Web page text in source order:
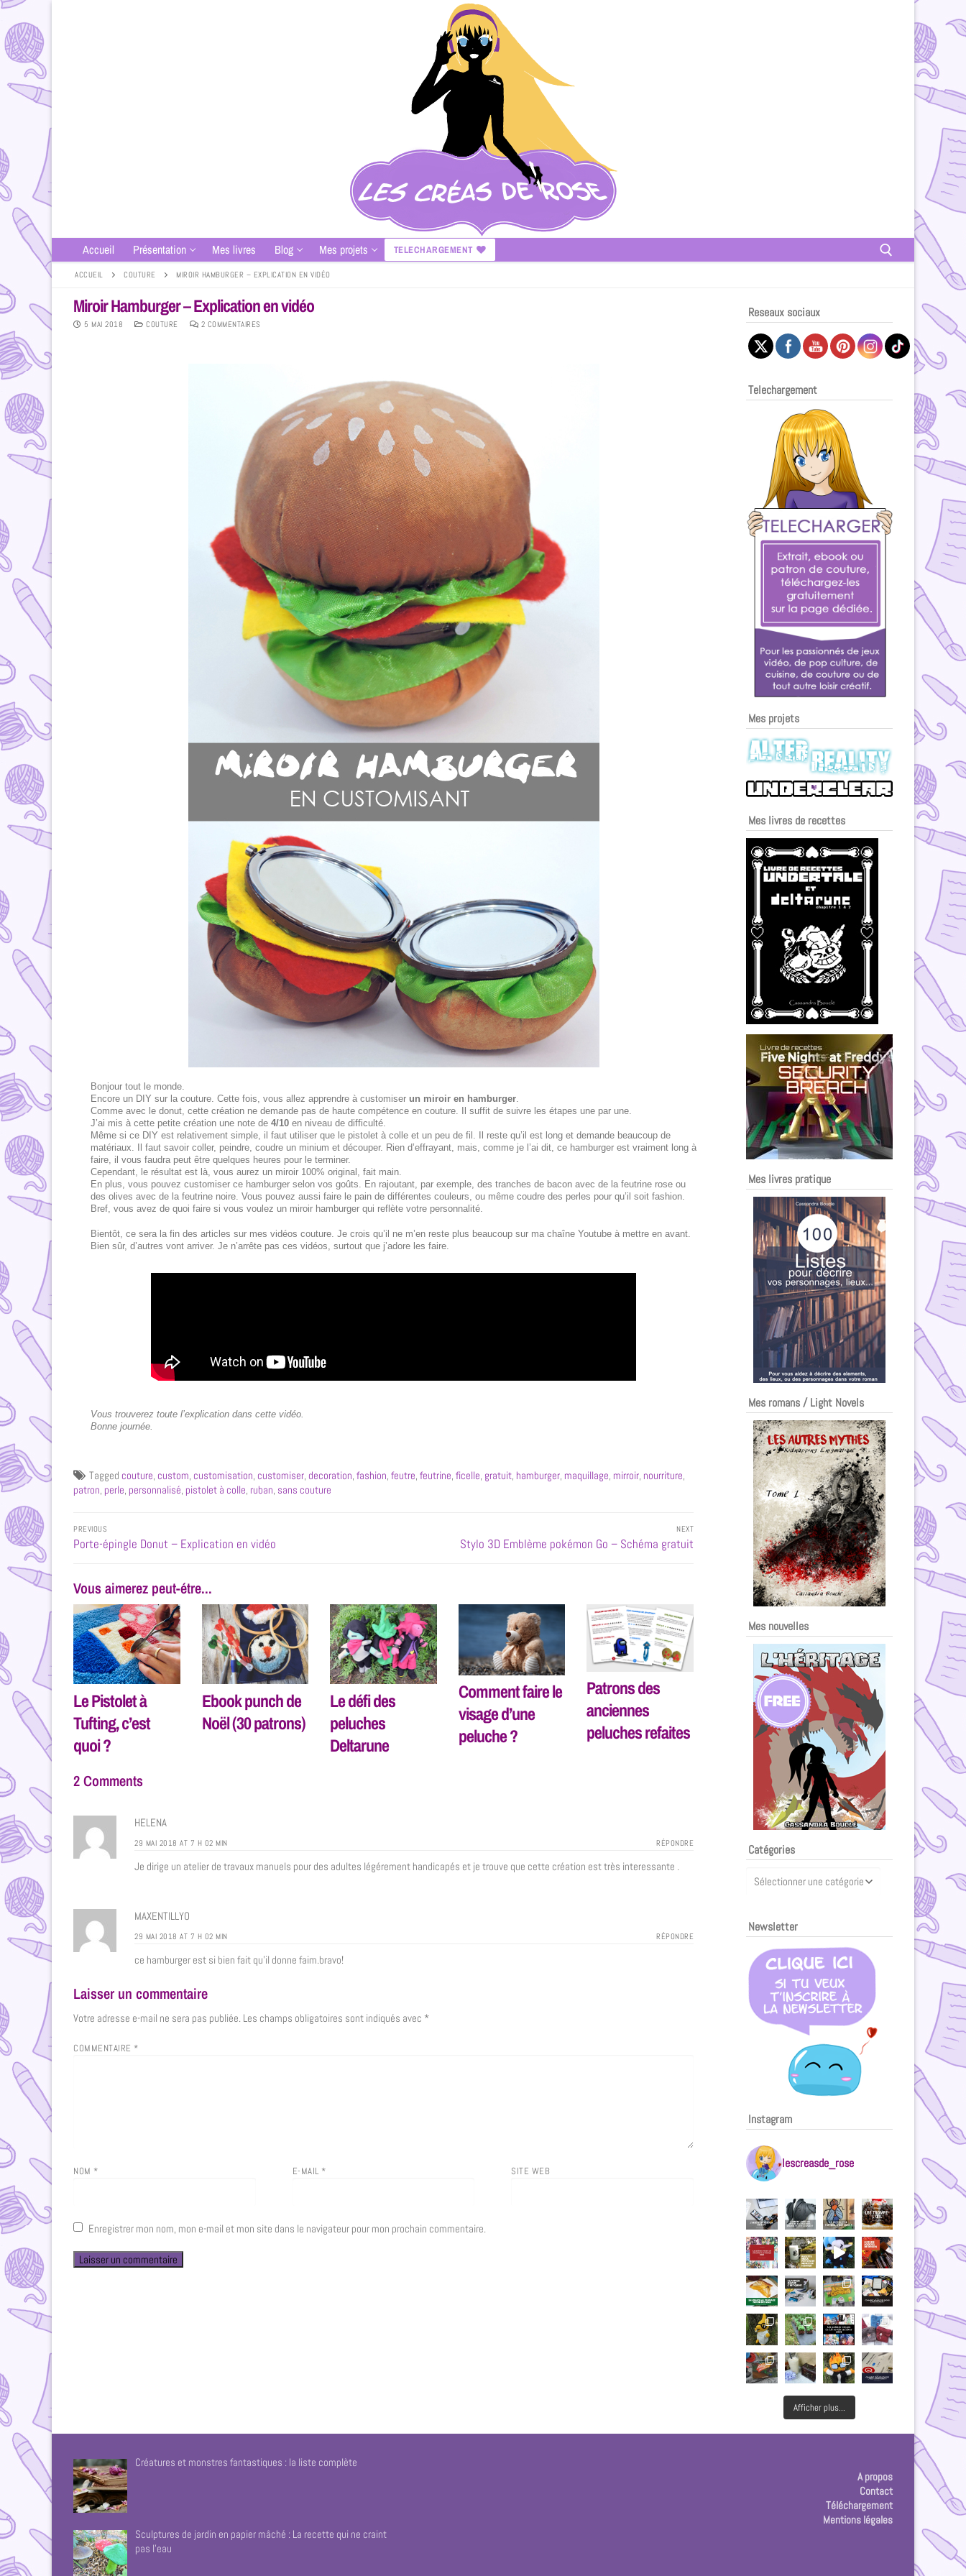
Accueil Présentation Mes livres Blog Mes projets TELECHARGEMENT
ACCUEIL COUTURE MIROIR HAMBURGER – EXPLICATION EN VIDÉO
Miroir Hamburger – Explication en vidéo
5 MAI 2018 COUTURE 2 COMMENTAIRES
Bonjour tout le monde.
Encore un DIY sur la couture. Cette fois, vous allez apprendre à customiser un miroir en hamburger.
Comme avec le donut, cette création ne demande pas de haute compétence en couture. Il suffit de suivre les étapes une par une.
J’ai mis à cette petite création une note de 4/10 en niveau de difficulté.
Même si ce DIY est relativement simple, il faut utiliser que le pistolet à colle et un peu de fil. Il reste qu’il est long et demande beaucoup de
matériaux. Il faut savoir coller, peindre, coudre un minium et découper. Rien d’effrayant, mais, comme je l’ai dit, ce hamburger est vraiment long à
faire, il vous faudra peut être quelques heures pour le terminer.
Cependant, le résultat est là, vous aurez un miroir 100% original, fait main.
En plus, vous pouvez customiser ce hamburger selon vos goûts. En rajoutant, par exemple, des tranches de bacon avec de la feutrine rose ou
des olives avec de la feutrine noire. Vous pouvez aussi faire le pain de différentes couleurs, ou même coudre des perles pour qu’il soit fashion.
Bref, vous avez de quoi faire si vous voulez un miroir hamburger qui reflète votre personnalité.
Bientôt, ce sera la fin des articles sur mes vidéos couture. Je crois qu’il ne m’en reste plus beaucoup sur ma chaîne Youtube à mettre en avant.
Bien sûr, d’autres vont arriver. Je n’arrête pas ces vidéos, surtout que j’adore les faire.
Vous trouverez toute l’explication dans cette vidéo.
Bonne journée.
Tagged couture, custom, customisation, customiser, decoration, fashion, feutre, feutrine, ficelle, gratuit, hamburger, maquillage, mirroir, nourriture,
patron, perle, personnalisé, pistolet à colle, ruban, sans couture
PREVIOUS
Porte-épingle Donut – Explication en vidéo
NEXT
Stylo 3D Emblème pokémon Go – Schéma gratuit
Vous aimerez peut-étre...
Le Pistolet à
Tufting, c’est
quoi ?
Ebook punch de
Noël (30 patrons)
Le défi des
peluches
Deltarune
Comment faire le
visage d’une
peluche ?
Patrons des
anciennes
peluches refaites
2 Comments
HELENA
29 MAI 2018 AT 7 H 02 MIN RÉPONDRE
Je dirige un atelier de travaux manuels pour des adultes légérement handicapés et je trouve que cette création est très interessante .
MAXENTILLYO
29 MAI 2018 AT 7 H 02 MIN RÉPONDRE
ce hamburger est si bien fait qu’il donne faim.bravo!
Laisser un commentaire
Votre adresse e-mail ne sera pas publiée. Les champs obligatoires sont indiqués avec *
COMMENTAIRE *
NOM * E-MAIL * SITE WEB
Enregistrer mon nom, mon e-mail et mon site dans le navigateur pour mon prochain commentaire.
Reseaux sociaux
Telechargement
Mes projets
Mes livres de recettes
Mes livres pratique
Mes romans / Light Novels
Mes nouvelles
Catégories
Newsletter
Instagram
lescreasde_rose
Afficher plus...
Créatures et monstres fantastiques : la liste complète
Sculptures de jardin en papier mâché : La recette qui ne craint
pas l’eau
A propos
Contact
Téléchargement
Mentions légales